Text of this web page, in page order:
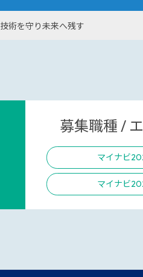
技術を守り未来へ残す
募集職種 /
マイナビ
マイナビ